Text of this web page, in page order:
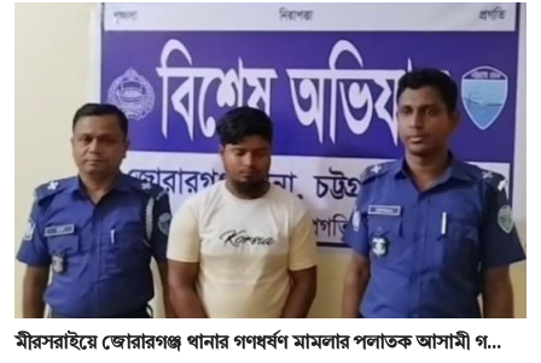
মীরসরাইয়ে জোরারগঞ্জ থানার গণধর্ষণ মামলার পলাতক আসামী গ...